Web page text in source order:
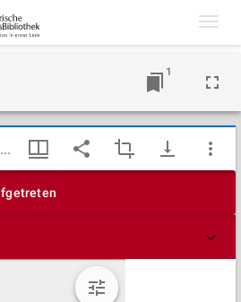
1
TypeError: Failed to fetch